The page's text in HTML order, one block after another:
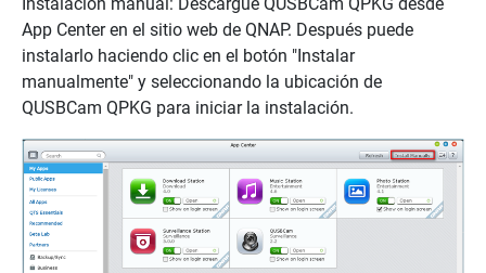
App Center en el sitio web de QNAP. Después puede
instalarlo haciendo clic en el botón "Instalar
manualmente" y seleccionando la ubicación de
QUSBCam QPKG para iniciar la instalación.